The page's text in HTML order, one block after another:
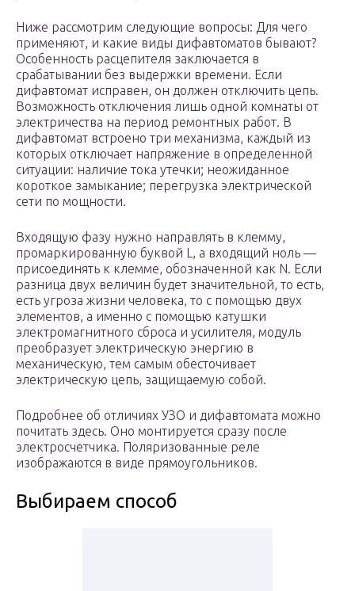
Ниже рассмотрим следующие вопросы: Для чего
применяют, и какие виды дифавтоматов бывают?
Особенность расцепителя заключается в
срабатывании без выдержки времени. Если
дифавтомат исправен, он должен отключить цепь.
Возможность отключения лишь одной комнаты от
электричества на период ремонтных работ. В
дифавтомат встроено три механизма, каждый из
которых отключает напряжение в определенной
ситуации: наличие тока утечки; неожиданное
короткое замыкание; перегрузка электрической
сети по мощности.
Входящую фазу нужно направлять в клемму,
промаркированную буквой L, а входящий ноль —
присоединять к клемме, обозначенной как N. Если
разница двух величин будет значительной, то есть,
есть угроза жизни человека, то с помощью двух
элементов, а именно с помощью катушки
электромагнитного сброса и усилителя, модуль
преобразует электрическую энергию в
механическую, тем самым обесточивает
электрическую цепь, защищаемую собой.
Подробнее об отличиях УЗО и дифавтомата можно
почитать здесь. Оно монтируется сразу после
электросчетчика. Поляризованные реле
изображаются в виде прямоугольников.
Выбираем способ